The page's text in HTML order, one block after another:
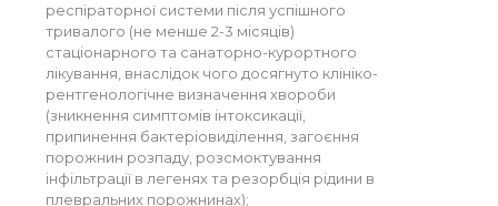
респіраторної системи після успішного
тривалого (не менше 2-3 місяців)
стаціонарного та санаторно-курортного
лікування, внаслідок чого досягнуто клініко-
рентгенологічне визначення хвороби
(зникнення симптомів інтоксикації,
припинення бактеріовиділення, загоєння
порожнин розпаду, розсмоктування
інфільтрації в легенях та резорбція рідини в
плевральних порожнинах);